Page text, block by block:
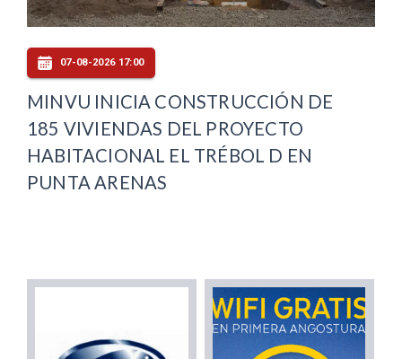
07-08-2026 17:00
MINVU INICIA CONSTRUCCIÓN DE
185 VIVIENDAS DEL PROYECTO
HABITACIONAL EL TRÉBOL D EN
PUNTA ARENAS